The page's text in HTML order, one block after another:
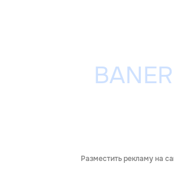
Разместить рекламу на